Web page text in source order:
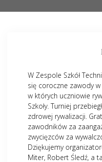
W Zespole Szkół
się coroczne zawody
w których uczniowie
Szkoły. Turniej
zdrowej rywalizacji.
zawodników za
zwycięzców za
Dziękujemy
Miter, Robert Śledź, a